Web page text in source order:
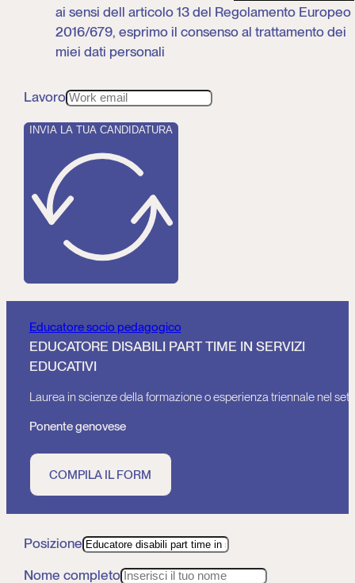
ai sensi dell articolo 13 del Regolamento Europeo
2016/679, esprimo il consenso al trattamento dei
miei dati personali
Lavoro
INVIA LA TUA CANDIDATURA
Educatore socio pedagogico
EDUCATORE DISABILI PART TIME IN SERVIZI
EDUCATIVI
Laurea in scienze della formazione o esperienza triennale nel
Ponente genovese
COMPILA IL FORM
Posizione
Nome completo